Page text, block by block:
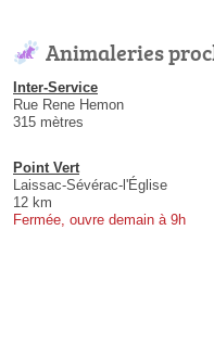
Animaleries
Inter-Service
Rue Rene Hemon
315 mètres
Point Vert
Laissac-Sévérac-l'Église
12 km
Fermée, ouvre demain à 9h